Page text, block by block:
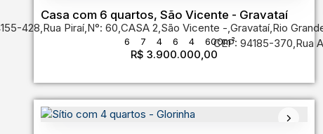
Casa com 6 quartos, São Vicente - Gravataí
R$ 3.900.000,00
428,Rua Piraí,N°: 60,CASA 2,São Vicente ,Gravataí,Rio
6 7 4 6 4 600m²
CEP: 94185-370,Rua